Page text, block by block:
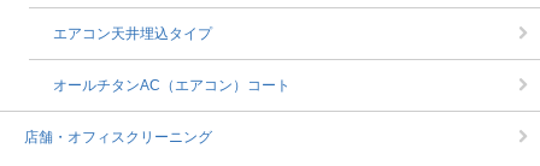
エアコン天井埋込タイプ
オールチタンAC（エアコン）コート
店舗・オフィスクリーニング